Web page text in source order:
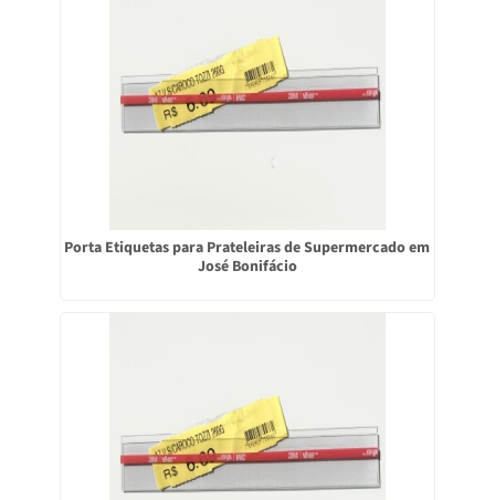
Porta Etiquetas para Prateleiras de Supermercado em
José Bonifácio